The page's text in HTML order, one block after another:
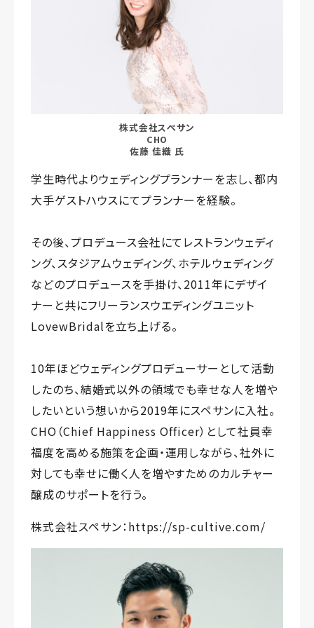
株式会社スぺサン
CHO
佐藤 佳織 氏
学生時代よりウェディングプランナーを志し、都内
大手ゲストハウスにてプランナーを経験。
その後、プロデュース会社にてレストランウェディ
ング、スタジアムウェディング、ホテルウェディング
などのプロデュースを手掛け、2011年にデザイ
ナーと共にフリーランスウエディングユニット
LovewBridalを立ち上げる。
10年ほどウェディングプロデューサーとして活動
したのち、結婚式以外の領域でも幸せな人を増や
したいという想いから2019年にスペサンに入社。
CHO（Chief Happiness Officer）として社員幸
福度を高める施策を企画・運用しながら、社外に
対しても幸せに働く人を増やすためのカルチャー
醸成のサポートを行う。
株式会社スペサン：https://sp-cultive.com/